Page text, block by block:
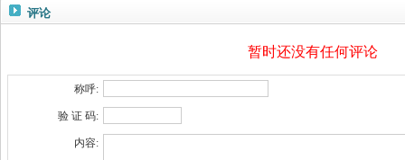
评论
暂时还没有任何评论
称呼:
验 证 码:
内容: